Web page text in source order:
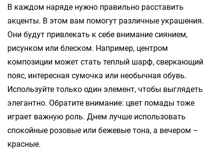
В каждом наряде нужно правильно расставить
акценты. В этом вам помогут различные украшения.
Они будут привлекать к себе внимание сиянием,
рисунком или блеском. Например, центром
композиции может стать теплый шарф, сверкающий
пояс, интересная сумочка или необычная обувь.
Используйте только один элемент, чтобы выглядеть
элегантно. Обратите внимание: цвет помады тоже
играет важную роль. Днем лучше использовать
спокойные розовые или бежевые тона, а вечером –
красные.